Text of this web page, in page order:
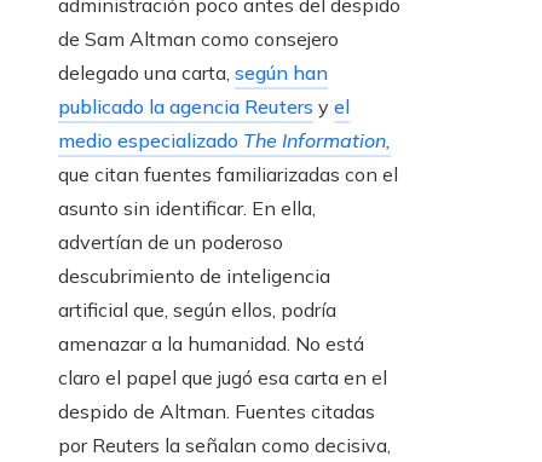
administración poco antes del despido
de Sam Altman como consejero
delegado una carta, según han
publicado la agencia Reuters y el
medio especializado The Information,
que citan fuentes familiarizadas con el
asunto sin identificar. En ella,
advertían de un poderoso
descubrimiento de inteligencia
artificial que, según ellos, podría
amenazar a la humanidad. No está
claro el papel que jugó esa carta en el
despido de Altman. Fuentes citadas
por Reuters la señalan como decisiva,